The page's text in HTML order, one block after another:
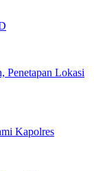
Penetapan Lokasi
Kapolres